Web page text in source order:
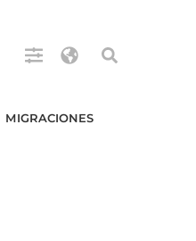
MIGRACIONES